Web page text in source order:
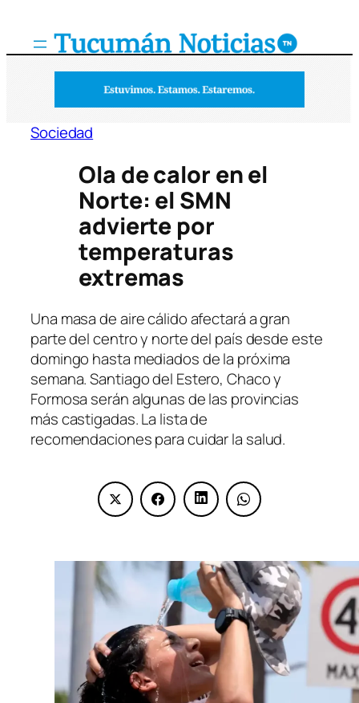
Sociedad
Ola de calor en el
Norte: el SMN
advierte por
temperaturas
extremas
Una masa de aire cálido afectará a gran
parte del centro y norte del país desde este
domingo hasta mediados de la próxima
semana. Santiago del Estero, Chaco y
Formosa serán algunas de las provincias
más castigadas. La lista de
recomendaciones para cuidar la salud.